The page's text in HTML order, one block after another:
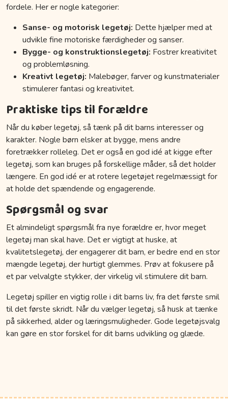
fordele. Her er nogle kategorier:
Sanse- og motorisk legetøj: Dette hjælper med at
udvikle fine motoriske færdigheder og sanser.
Bygge- og konstruktionslegetøj: Fostrer kreativitet
og problemløsning.
Kreativt legetøj: Malebøger, farver og kunstmaterialer
stimulerer fantasi og kreativitet.
Praktiske tips til forældre
Når du køber legetøj, så tænk på dit barns interesser og
karakter. Nogle børn elsker at bygge, mens andre
foretrækker rolleleg. Det er også en god idé at kigge efter
legetøj, som kan bruges på forskellige måder, så det holder
længere. En god idé er at rotere legetøjet regelmæssigt for
at holde det spændende og engagerende.
Spørgsmål og svar
Et almindeligt spørgsmål fra nye forældre er, hvor meget
legetøj man skal have. Det er vigtigt at huske, at
kvalitetslegetøj, der engagerer dit barn, er bedre end en stor
mængde legetøj, der hurtigt glemmes. Prøv at fokusere på
et par velvalgte stykker, der virkelig vil stimulere dit barn.
Legetøj spiller en vigtig rolle i dit barns liv, fra det første smil
til det første skridt. Når du vælger legetøj, så husk at tænke
på sikkerhed, alder og læringsmuligheder. Gode legetøjsvalg
kan gøre en stor forskel for dit barns udvikling og glæde.